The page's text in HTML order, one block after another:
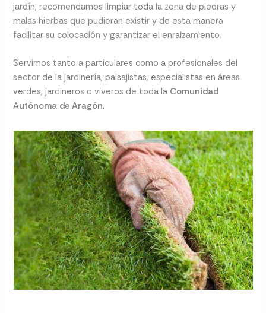
jardín, recomendamos limpiar toda la zona de piedras y
malas hierbas que pudieran existir y de esta manera
facilitar su colocación y garantizar el enraizamiento.
Servimos tanto a particulares como a profesionales del
sector de la jardinería, paisajistas, especialistas en áreas
verdes, jardineros o viveros de toda la Comunidad
Autónoma de Aragón.